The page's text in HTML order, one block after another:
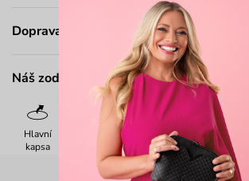
Doprava a platba
Náš zodpovědný přístup
Hlavní
kapsa
Popruh
Zavírání
magnet
Dárkové
balení